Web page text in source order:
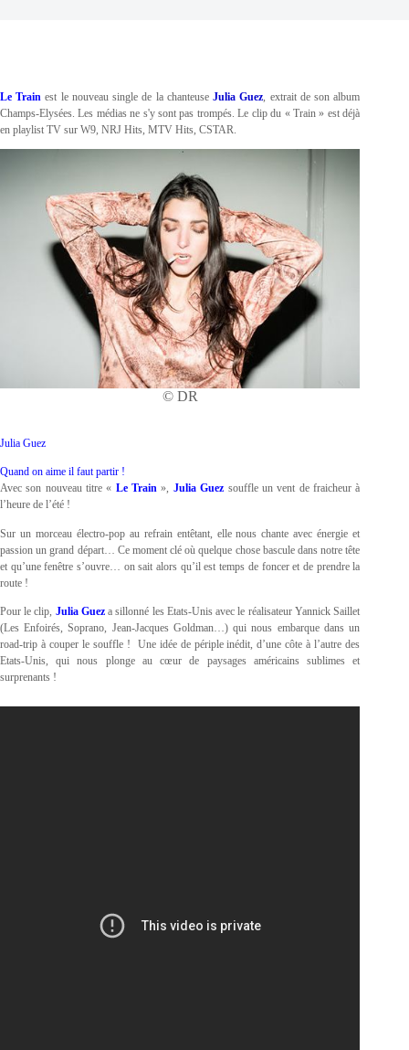
Le Train est le nouveau single de la chanteuseJulia Guez, extrait de son album
Champs-Elysées. Les médias ne s'y sont pas trompés. Le clip du « Train » est déjà
en playlist TV sur W9, NRJ Hits, MTV Hits, CSTAR.
© DR
Julia Guez
Quand on aime il faut partir !
Avec son nouveau titre « Le Train », Julia Guez souffle un vent de fraicheur à
l’heure de l’été !
Sur un morceau électro-pop au refrain entêtant, elle nous chante avec énergie et
passion un grand départ… Ce moment clé où quelque chose bascule dans notre tête
et qu’une fenêtre s’ouvre… on sait alors qu’il est temps de foncer et de prendre la
route !
Pour le clip, Julia Guez a sillonné les Etats-Unis avec le réalisateur Yannick Saillet
(Les Enfoirés, Soprano, Jean-Jacques Goldman…) qui nous embarque dans un
road-trip à couper le souffle ! Une idée de périple inédit, d’une côte à l’autre des
Etats-Unis, qui nous plonge au cœur de paysages américains sublimes et
surprenants !